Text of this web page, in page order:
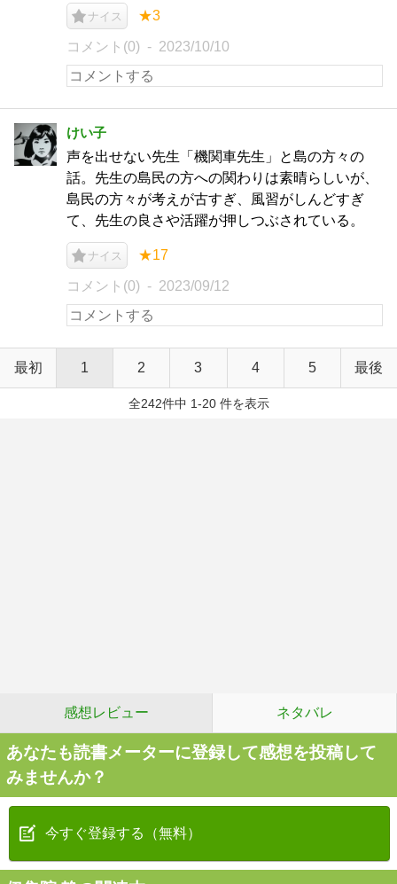
ナイス ★3
コメント(0) 2023/10/10
けい子
声を出せない先生「機関車先生」と島の方々の
話。先生の島民の方への関わりは素晴らしいが、
島民の方々が考えが古すぎ、風習がしんどすぎ
て、先生の良さや活躍が押しつぶされている。
ナイス ★17
コメント(0) 2023/09/12
最初 1 2 3 4 5 最後
全242件中 1-20 件を表示
感想レビュー ネタバレ
あなたも読書メーターに登録して感想を投稿して
みませんか？
今すぐ登録する（無料）